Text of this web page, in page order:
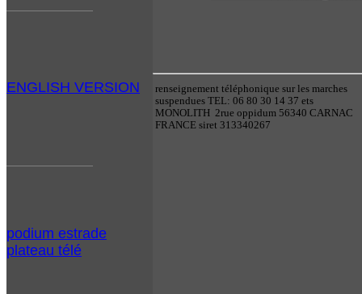
ENGLISH VERSION
podium estrade
plateau télé
renseignement téléphonique sur les marches
suspendues TEL: 06 80 30 14 37 ets
MONOLITH 2rue oppidum 56340 CARNAC
FRANCE siret 313340267